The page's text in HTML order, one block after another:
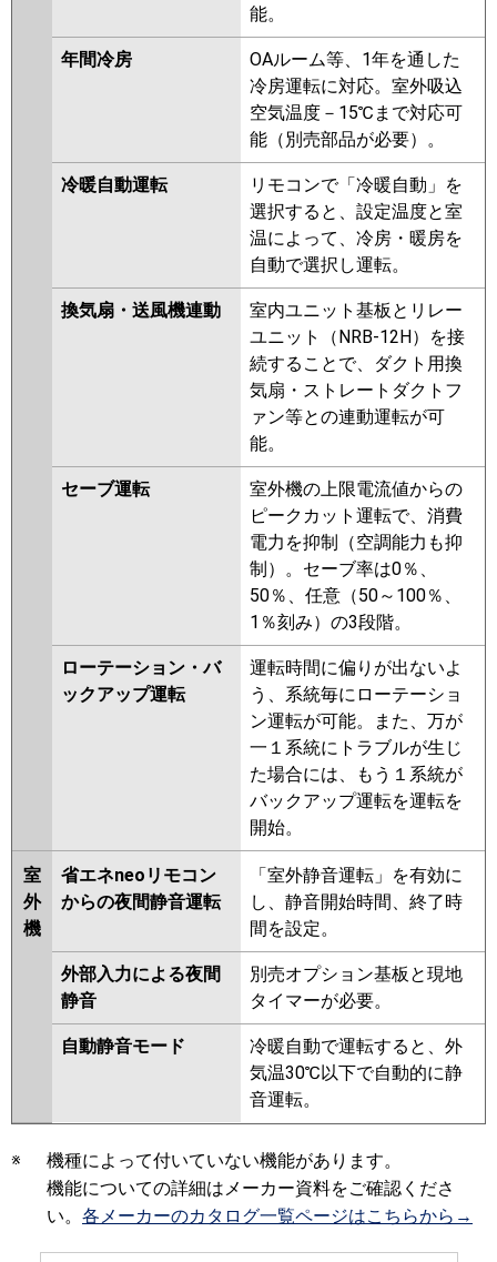
能。
年間冷房
OAルーム等、1年を通した
冷房運転に対応。室外吸込
空気温度－15℃まで対応可
能（別売部品が必要）。
冷暖自動運転
リモコンで「冷暖自動」を
選択すると、設定温度と室
温によって、冷房・暖房を
自動で選択し運転。
換気扇・送風機連動
室内ユニット基板とリレー
ユニット（NRB-12H）を接
続することで、ダクト用換
気扇・ストレートダクトフ
ァン等との連動運転が可
能。
セーブ運転
室外機の上限電流値からの
ピークカット運転で、消費
電力を抑制（空調能力も抑
制）。セーブ率は0％、
50％、任意（50～100％、
1％刻み）の3段階。
ローテーション・バ
ックアップ運転
運転時間に偏りが出ないよ
う、系統毎にローテーショ
ン運転が可能。また、万が
一１系統にトラブルが生じ
た場合には、もう１系統が
バックアップ運転を運転を
開始。
室
外
機
省エネneoリモコン
からの夜間静音運転
「室外静音運転」を有効に
し、静音開始時間、終了時
間を設定。
外部入力による夜間
静音
別売オプション基板と現地
タイマーが必要。
自動静音モード
冷暖自動で運転すると、外
気温30℃以下で自動的に静
音運転。
※
機種によって付いていない機能があります。
機能についての詳細はメーカー資料をご確認くださ
い。 各メーカーのカタログ一覧ページはこちらから→